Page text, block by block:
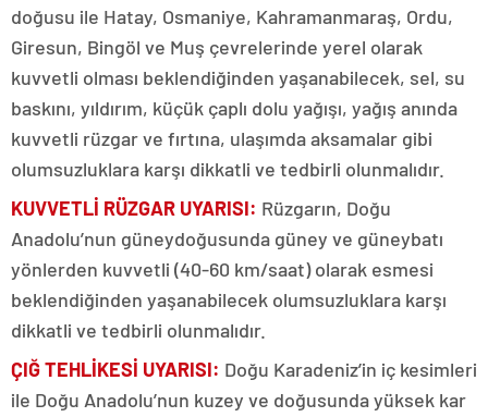
doğusu ile Hatay, Osmaniye, Kahramanmaraş, Ordu,
Giresun, Bingöl ve Muş çevrelerinde yerel olarak
kuvvetli olması beklendiğinden yaşanabilecek, sel, su
baskını, yıldırım, küçük çaplı dolu yağışı, yağış anında
kuvvetli rüzgar ve fırtına, ulaşımda aksamalar gibi
olumsuzluklara karşı dikkatli ve tedbirli olunmalıdır.
KUVVETLİ RÜZGAR UYARISI: Rüzgarın, Doğu
Anadolu’nun güneydoğusunda güney ve güneybatı
yönlerden kuvvetli (40-60 km/saat) olarak esmesi
beklendiğinden yaşanabilecek olumsuzluklara karşı
dikkatli ve tedbirli olunmalıdır.
ÇIĞ TEHLİKESİ UYARISI: Doğu Karadeniz’in iç kesimleri
ile Doğu Anadolu’nun kuzey ve doğusunda yüksek kar